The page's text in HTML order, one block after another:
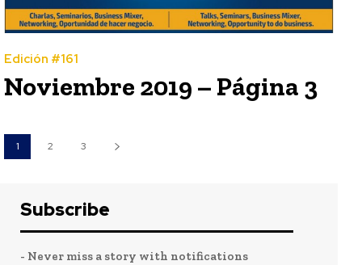
Edición #161
Noviembre 2019 – Página 3
1 2 3
Subscribe
- Never miss a story with notifications